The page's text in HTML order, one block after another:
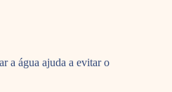
a água ajuda a evitar o